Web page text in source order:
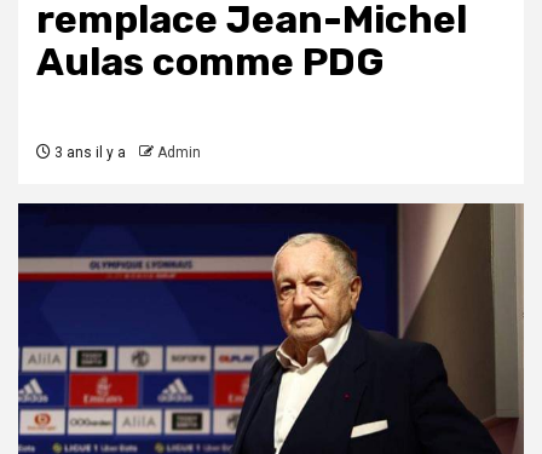
remplace Jean-Michel
Aulas comme PDG
3 ans il y a Admin